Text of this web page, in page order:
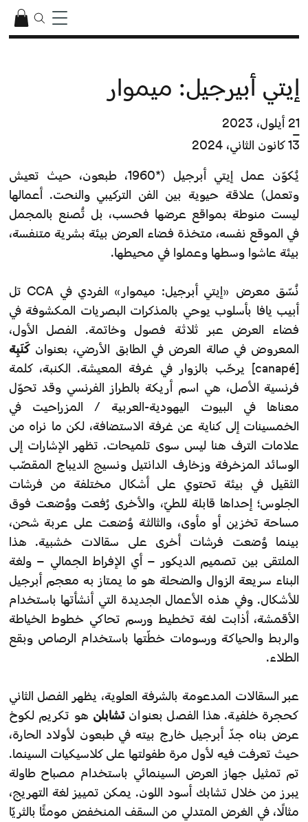
يُكوّن عمل إيتي أبرجيل (*1960، طبعون، حيث تعيش
وتعمل) علاقة حيوية بين الفن التركيبي والنحت. أعمالها
ليست منوطة بمواقع عرضها فحسب، بل تُصنع بالمجمل
في الموقع نفسه، متخذة فضاء العرض بيئة بشرية متنفسة،
بيئة عاشوا وسطها وعملوا في محيطها.
نُسّق معرض «إيتي أبرجيل: ميموار» الفردي في CCA تل
أبيب يافا بأسلوب يوحي بالمذكرات البصريات المكشوفة في
فضاء العرض عبر ثلاثة فصول وخاتمة. الفصل الأول،
المعروض في صالة العرض في الطابق الأرضي، بعنوانكَنَبِة
[canapé] يرحّب
بالزوار في غرفة المعيشة. الكنبة، كلمة
فرنسية الأصل، هي اسم أريكة بالطراز الفرنسي وقد تحوّل
معناها في البيوت اليهودية-العربية / المزراحيت في
الخمسينات إلى كناية عن غرفة الاستضافة، لكن ما نراه من
علامات الترف هنا ليس سوى تلميحات. تظهر الإشارات إلى
الوسائد المزخرفة وزخارف الدانتيل ونسيج الديباج المقصّب
الثقيل في بيئة تحتوي على أشكال مختلفة من فرشات
الجلوس؛ إحداها قابلة للطيّ، والأخرى رُفعت ووُضعت فوق
مساحة تخزين أو مأوى، والثالثة وُضعت على عربة شحن،
بينما وُضعت فرشات أخرى على سقالات خشبية. هذا
الملتقى بين تصميم الديكور – أي الإفراط الجمالي – ولغة
البناء سريعة الزوال والضحلة هو ما يمتاز به معجم أبرجيل
للأشكال. وفي هذه الأعمال الجديدة التي أنشأتها باستخدام
الأقمشة، أذابت لغة تخطيط ورسم تحاكي خطوط الخياطة
والربط والحياكة ورسومات خطّتها باستخدام الرصاص وبقع
الطلاء.
عبر السقالات المدعومة بالشرفة العلوية، يظهر الفصل الثاني
كحجرة خلفية. هذا الفصل بعنوان تشابلن هو تكريم لكوخ
عرض بناه جدّ أبرجيل خارج بيته في طبعون لأولاد الحارة،
حيث تعرفت فيه لأول مرة طفولتها على كلاسيكيات السينما.
تم تمثيل جهاز العرض السينمائي باستخدام مصباح طاولة
يبرز من خلال تشابك أسود اللون. يمكن تمييز لغة التهريج،
مثالًا، في الغرض المتدلي من السقف المنخفض مومئًا بالثريّا
إيتي أبيرجيل: ميموار
–
13 كانون الثاني، 2024
21 أيلول، 2023